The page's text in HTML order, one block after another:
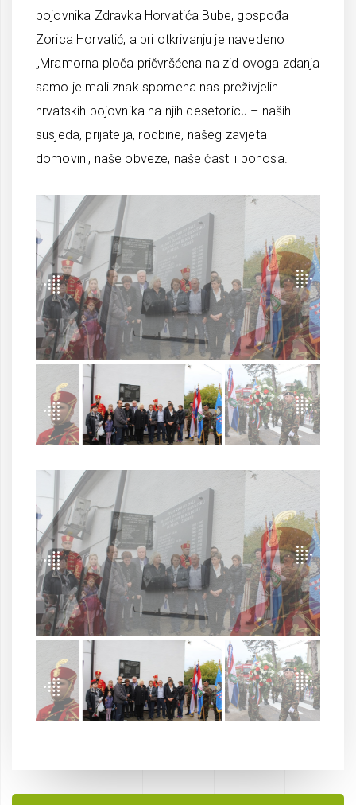
bojovnika Zdravka Horvatića Bube, gospođa
Zorica Horvatić, a pri otkrivanju je navedeno
„Mramorna ploča pričvršćena na zid ovoga zdanja
samo je mali znak spomena nas preživjelih
hrvatskih bojovnika na njih desetoricu – naših
susjeda, prijatelja, rodbine, našeg zavjeta
domovini, naše obveze, naše časti i ponosa.